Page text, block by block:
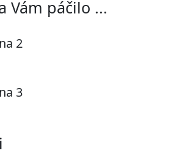
Vám páčilo ...
2
3